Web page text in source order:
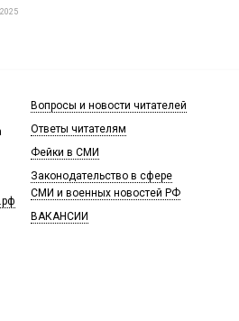
Вопросы и новости читателей
Ответы читателям
Фейки в СМИ
Законодательство в сфере
СМИ и военных новостей РФ
ВАКАНСИИ